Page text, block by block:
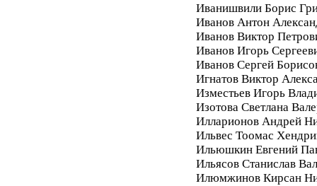
Иванишвили Борис
Иванов Антон
Иванов Виктор
Иванов Игорь
Иванов Сергей
Игнатов Виктор
Изместьев Игорь
Изотова Светлана
Илларионов Андрей
Ильвес Тоомас
Ильюшкин Евгений
Ильясов Станислав
Илюмжинов Кирсан